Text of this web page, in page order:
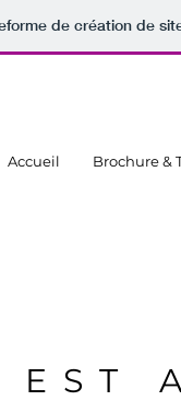
de création de
Accueil Brochure &
EST